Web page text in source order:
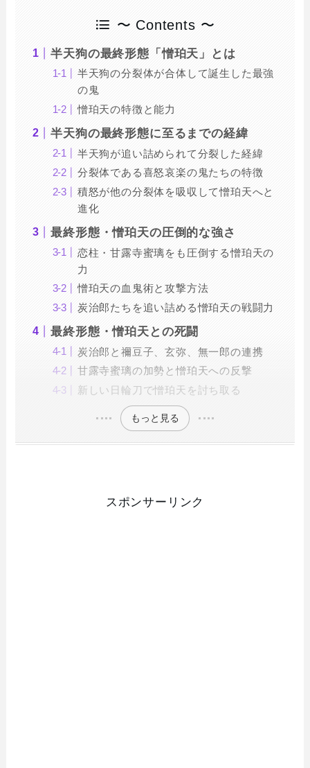
〜 Contents 〜
半天狗の最終形態「憎珀天」とは
半天狗の分裂体が合体して誕生した最強
の鬼
憎珀天の特徴と能力
半天狗の最終形態に至るまでの経緯
半天狗が追い詰められて分裂した経緯
分裂体である喜怒哀楽の鬼たちの特徴
積怒が他の分裂体を吸収して憎珀天へと
進化
最終形態・憎珀天の圧倒的な強さ
恋柱・甘露寺蜜璃をも圧倒する憎珀天の
力
憎珀天の血鬼術と攻撃方法
炭治郎たちを追い詰める憎珀天の戦闘力
最終形態・憎珀天との死闘
炭治郎と禰豆子、玄弥、無一郎の連携
甘露寺蜜璃の加勢と憎珀天への反撃
新しい日輪刀で憎珀天を討ち取る
もっと見る
スポンサーリンク